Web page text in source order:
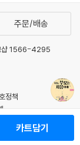
나 계속 자위가 심
자위를 하자고 하
했습니다. 1단계에
합니다. 2단계에서
고 답을 들으며 아
서는 “엄마 다리 사
카트담기
주문/배송
샵 1566-4295
정책